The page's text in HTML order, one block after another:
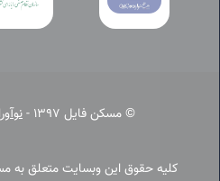
© مسکن فایل 1397 -
کلیه حقوق این وبسایت متعلق به